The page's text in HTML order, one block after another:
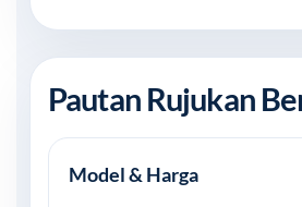
Pautan Rujukan
Model & Harga